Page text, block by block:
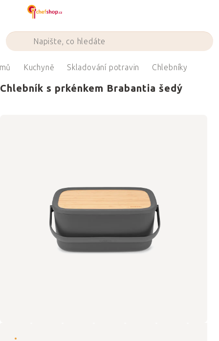
Kuchyně Skladování potravin Chlebníky
Chlebník s prkénkem Brabantia šedý